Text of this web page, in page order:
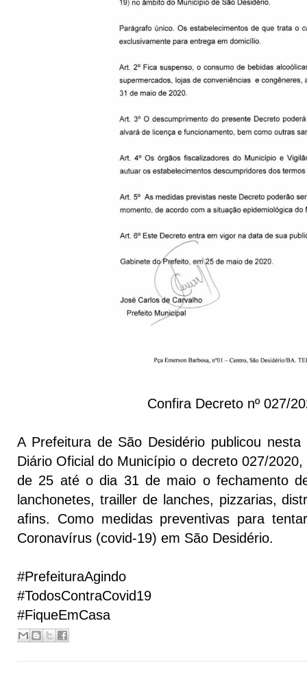
Confira Decreto nº 027/
A Prefeitura de São Desidério publicou
Diário Oficial do Município o decreto 027/
de 25 até o dia 31 de maio o fechamento
lanchonetes, trailler de lanches, pizzarias,
afins. Como medidas preventivas para
Coronavírus (covid-19) em São Desidério.
#PrefeituraAgindo
#TodosContraCovid19
#FiqueEmCasa